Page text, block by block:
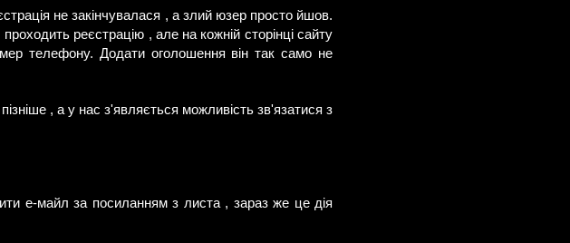
не закінчувалася , а злий юзер просто йшов.
реєстрацію , але на кожній сторінці сайту
телефону. Додати оголошення він так само не
, а у нас з'являється можливість зв'язатися з
е-майл за посиланням з листа , зараз же це дія